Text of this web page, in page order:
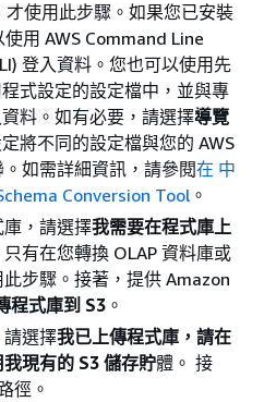
才使用此步驟。如果您已安裝
使用 AWS Command Line
登入資料。您也可以使用先
式設定的設定檔中，並與專
料。如有必要，請選擇導覽
定將不同的設定檔與您的 AWS
如需詳細資訊，請參閱在 中
Conversion Tool 。
，請選擇我需要在程式庫上
只有在您轉換 OLAP 資料庫或
步驟。接著，提供 Amazon
程式庫到 S3 。
選擇我已上傳程式庫，請在
現有的 S3 儲存貯體。 接
徑。